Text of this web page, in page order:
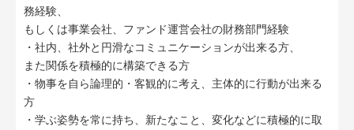
務経験、
もしくは事業会社、ファンド運営会社の財務部門経験
・社内、社外と円滑なコミュニケーションが出来る方、
また関係を積極的に構築できる方
・物事を自ら論理的・客観的に考え、主体的に行動が出来る
方
・学ぶ姿勢を常に持ち、新たなこと、変化などに積極的に取